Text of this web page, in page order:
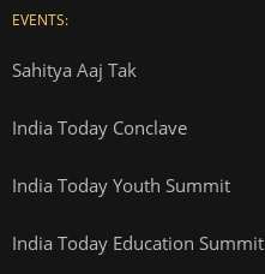
EVENTS:
Sahitya Aaj Tak
India Today Conclave
India Today Youth Summit
India Today Education Summit